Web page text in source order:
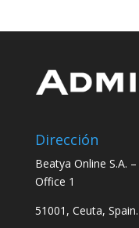
Dirección
Beatya Online S.A. –
Office 1
51001, Ceuta, Spain.